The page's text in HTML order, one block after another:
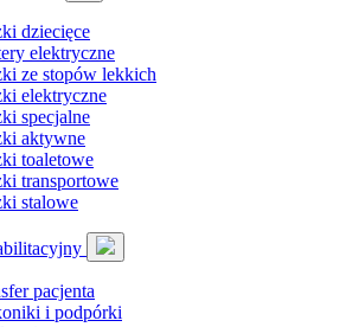
dziecięce
elektryczne
ze stopów lekkich
elektryczne
specjalne
aktywne
toaletowe
transportowe
stalowe
pacjenta
i podpórki